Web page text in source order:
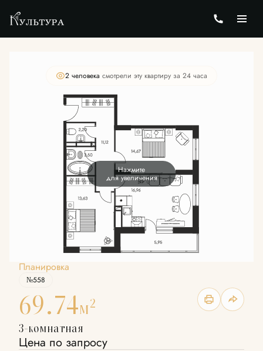
3-комнатная Цена по запросу
2 человекa смотрели эту квартиру за 24 часа
Нажмите
для увеличения
Планировка
№558
69.74м2
3-комнатная
Цена по запросу